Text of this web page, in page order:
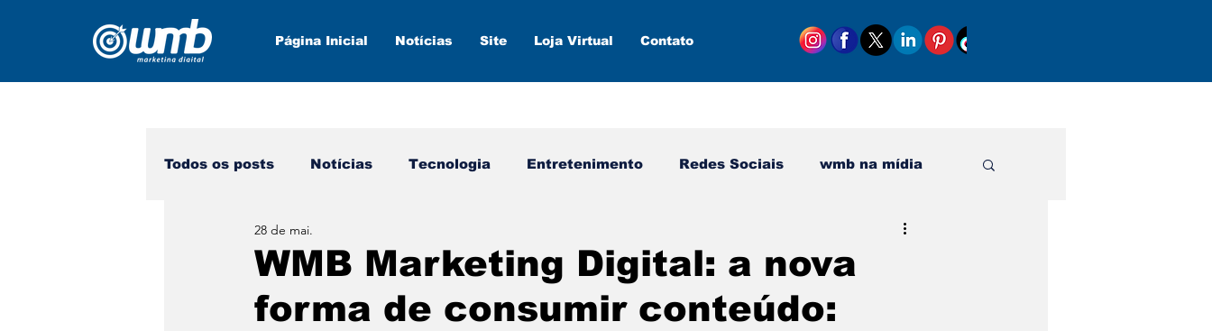
Página Inicial Notícias Site Loja Virtual Contato
Todos os posts Notícias Tecnologia Entretenimento Redes Sociais wmb na mídia
Marketing Digital
WMB Marketing Digital: a nova
forma de consumir conteúdo:
28 de mai.